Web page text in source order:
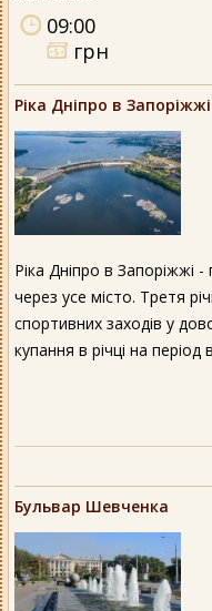
09:00
грн
Ріка Дніпро в Запоріжжі
Ріка Дніпро в Запоріжжі
через усе місто. Третя
спортивних заходів у
купання в річці на період
Бульвар Шевченка